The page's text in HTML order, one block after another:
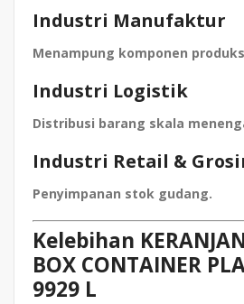
Industri Manufaktur
Menampung komponen
Industri Logistik
Distribusi barang skala
Industri Retail &
Penyimpanan stok gudang.
Kelebihan
BOX CONTAINER
9929 L